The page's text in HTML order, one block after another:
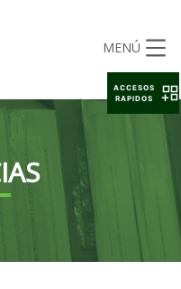
MENÚ
ACCESOS
RAPIDOS